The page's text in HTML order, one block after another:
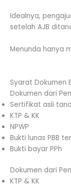
Idealnya,
setelah AJB
Menunda hanya
Syarat Dokumen
Dokumen dari
Sertifikat asli
KTP & KK
NPWP
Bukti lunas PBB
Bukti bayar PPh
Dokumen dari
KTP & KK